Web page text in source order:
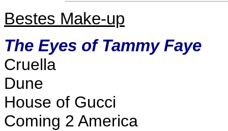
Bestes Make-up
The Eyes of Tammy Faye
Cruella
Dune
House of Gucci
Coming 2 America